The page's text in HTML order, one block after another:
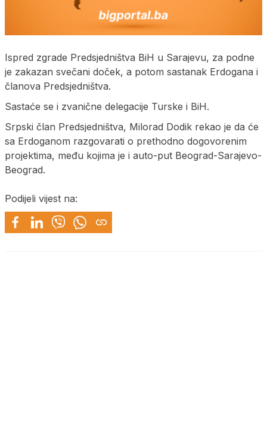
Ispred zgrade Predsjedništva BiH u Sarajevu, za podne
je zakazan svečani doček, a potom sastanak Erdogana i
članova Predsjedništva.
Sastaće se i zvanične delegacije Turske i BiH.
Srpski član Predsjedništva, Milorad Dodik rekao je da će
sa Erdoganom razgovarati o prethodno dogovorenim
projektima, među kojima je i auto-put Beograd-Sarajevo-
Beograd.
Podijeli vijest na: